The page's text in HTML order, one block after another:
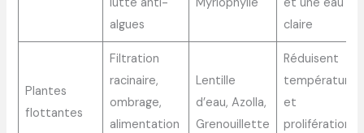
algues
claire
Plantes
flottantes
Filtration
racinaire,
ombrage,
alimentation
Lentille
d’eau, Azolla,
Grenouillette
Réduisent
température
et
prolifération